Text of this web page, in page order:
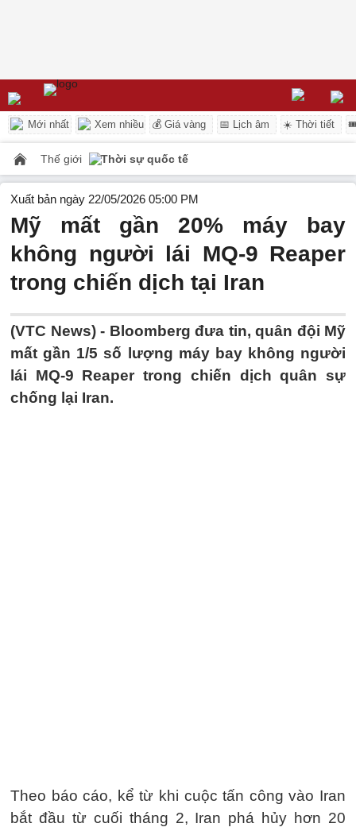
Mới nhất Xem nhiều 💰 Giá vàng 📅 Lịch âm ☀️ Thời tiết
Thế giới Thời sự quốc tế
Xuất bản ngày 22/05/2026 05:00 PM
Mỹ mất gần 20% máy bay
không người lái MQ-9 Reaper
trong chiến dịch tại Iran
(VTC News) - Bloomberg đưa tin, quân đội Mỹ
mất gần 1/5 số lượng máy bay không người
lái MQ-9 Reaper trong chiến dịch quân sự
chống lại Iran.
Theo báo cáo, kể từ khi cuộc tấn công vào Iran
bắt đầu từ cuối tháng 2, Iran phá hủy hơn 20